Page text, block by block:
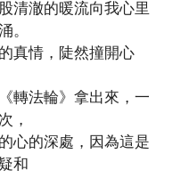
清澈的暖流向我心里
。
真情，陡然撞開心
轉法輪》拿出來，一
，
心的深處，因為這是
和